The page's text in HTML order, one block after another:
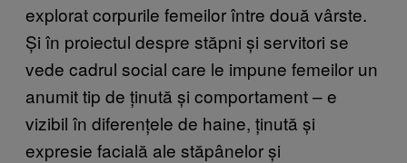
explorat corpurile femeilor între două vârste.
Și în proiectul despre stăpni și servitori se
vede cadrul social care le impune femeilor un
anumit tip de ținută și comportament – e
vizibil în diferențele de haine, ținută și
expresie facială ale stăpânelor și